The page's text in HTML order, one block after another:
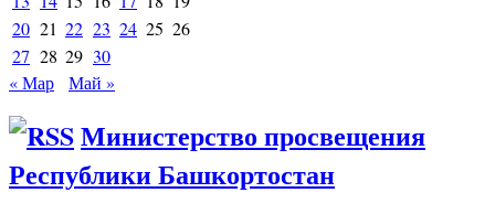
20 21 22 23 24 25 26
27 28 29 30
« Мар
Май »
Министерство просвещения
Республики Башкортостан